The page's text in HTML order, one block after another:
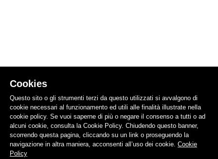
Cookies
Questo sito o gli strumenti terzi da questo utilizzati si avvalgono di
cookie necessari al funzionamento ed utili alle finalità illustrate nella
cookie policy. Se vuoi saperne di più o negare il consenso a tutti o ad
alcuni cookie, consulta la Cookie Policy. Chiudendo questo banner,
scorrendo questa pagina, cliccando su un link o proseguendo la
navigazione in altra maniera, acconsenti all’uso dei cookie. Cookie
Policy